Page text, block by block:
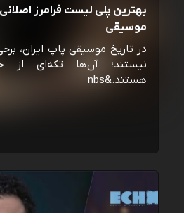
بهترین پلی لیست فرامرز اصلانی
موسیقی
در تاریخ موسیقی پاپ ایران،
نیستند؛ آن‌ها تکه‌ای از
هستند.&nbs